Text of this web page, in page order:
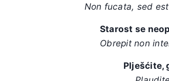
Non fucata, sed
Starost se
Obrepit non
Plješćite,